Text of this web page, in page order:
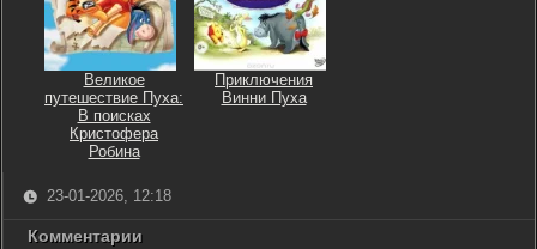
Великое
путешествие Пуха:
В поисках
Кристофера
Робина
Приключения
Винни Пуха
23-01-2026, 12:18
Комментарии